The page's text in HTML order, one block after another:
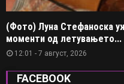
(Фото) Луна Стефаноска
моменти од летувањето...
12:01 - 7 август, 2026
FACEBOOK